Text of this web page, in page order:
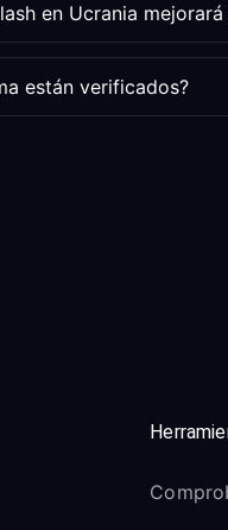
en Ucrania
están verificados?